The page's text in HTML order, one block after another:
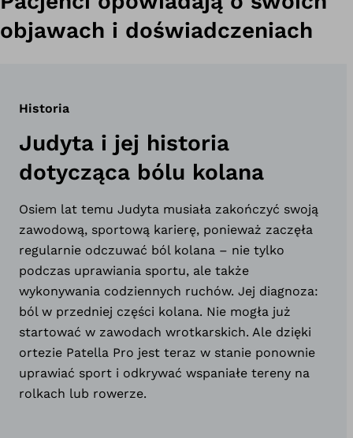
objawach i doświadczeniach
Historia
Judyta i jej historia
dotycząca bólu kolana
Osiem lat temu Judyta musiała zakończyć swoją
zawodową, sportową karierę, ponieważ zaczęła
regularnie odczuwać ból kolana – nie tylko
podczas uprawiania sportu, ale także
wykonywania codziennych ruchów. Jej diagnoza:
ból w przedniej części kolana. Nie mogła już
startować w zawodach wrotkarskich. Ale dzięki
ortezie Patella Pro jest teraz w stanie ponownie
uprawiać sport i odkrywać wspaniałe tereny na
rolkach lub rowerze.